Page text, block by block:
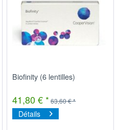
Biofinity (6 lentilles)
41,80 € * 63,60 € *
Détails